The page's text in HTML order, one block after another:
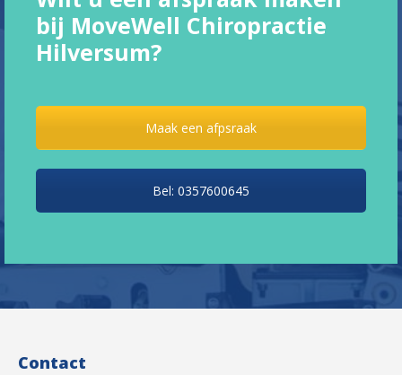
bij MoveWell Chiropractie
Hilversum?
Maak een afpsraak
Bel: 0357600645
Contact